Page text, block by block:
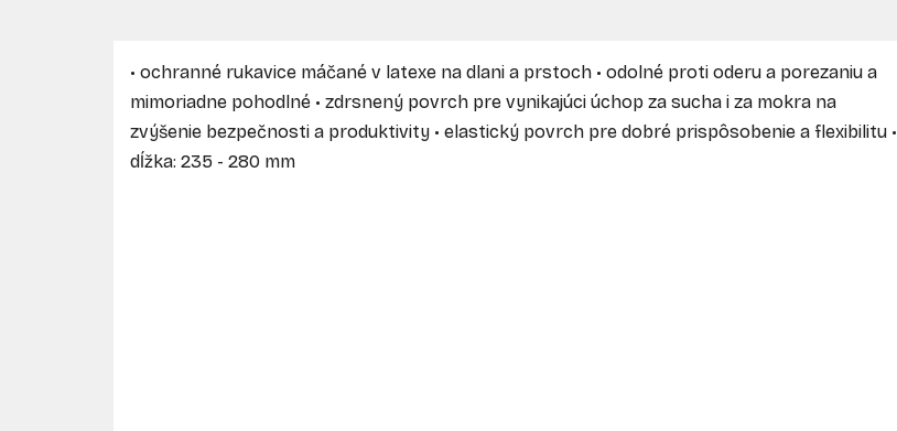
• ochranné rukavice máčané v latexe na dlani a prstoch • odolné proti oderu a porezaniu a
mimoriadne pohodlné • zdrsnený povrch pre vynikajúci úchop za sucha i za mokra na
zvýšenie bezpečnosti a produktivity • elastický povrch pre dobré prispôsobenie a flexibilitu •
dĺžka: 235 - 280 mm